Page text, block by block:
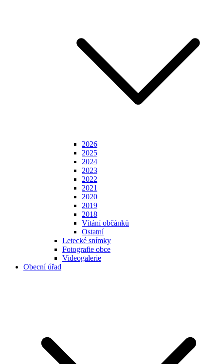
2026
2025
2024
2023
2022
2021
2020
2019
2018
Vítání občánků
Ostatní
Letecké snímky
Fotografie obce
Videogalerie
Obecní úřad